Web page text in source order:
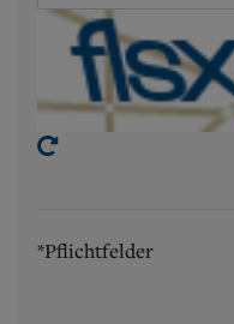
*Pflichtfelder